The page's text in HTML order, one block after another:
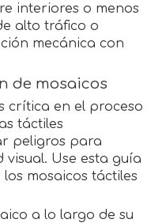
interiores o menos
alto tráfico o
mecánica con
de mosaicos
crítica en el proceso
táctiles
peligros para
Use esta guía
mosaicos táctiles
a lo largo de su